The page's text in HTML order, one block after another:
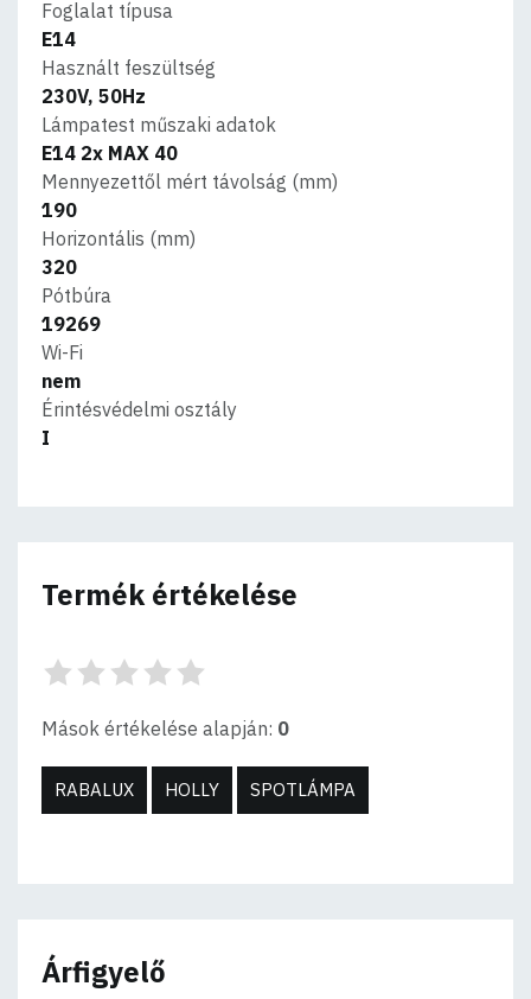
Foglalat típusa
E14
Használt feszültség
230V, 50Hz
Lámpatest műszaki adatok
E14 2x MAX 40
Mennyezettől mért távolság (mm)
190
Horizontális (mm)
320
Pótbúra
19269
Wi-Fi
nem
Érintésvédelmi osztály
I
Termék értékelése
Mások értékelése alapján: 0
RABALUX HOLLY SPOTLÁMPA
Árfigyelő